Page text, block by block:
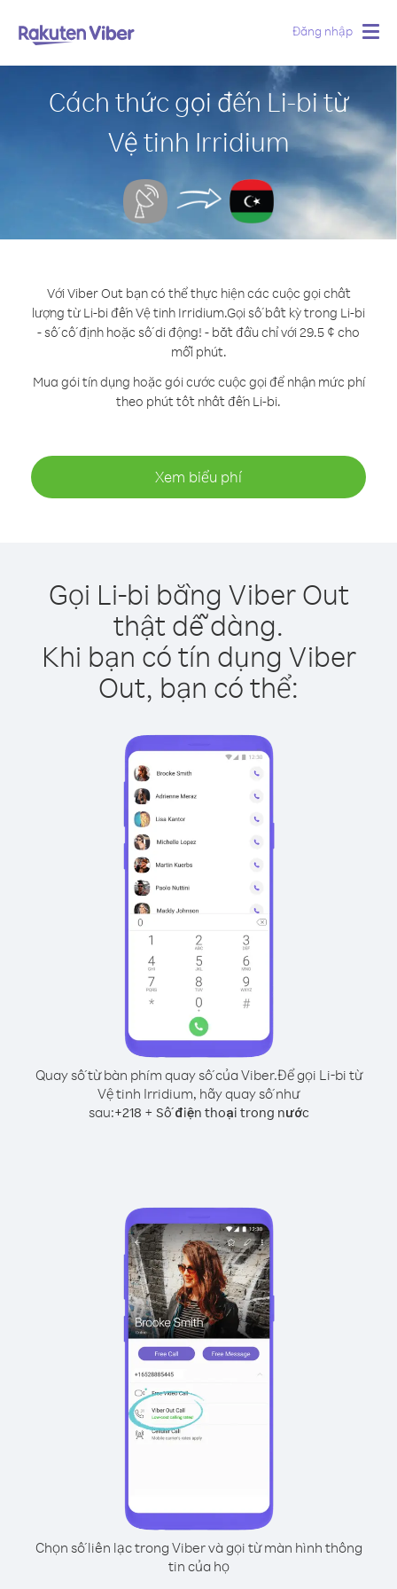
Đăng nhập
Cách thức gọi đến Li-bi từ
Vệ tinh Irridium
Với Viber Out bạn có thể thực hiện các cuộc gọi chất
lượng từ Li-bi đến Vệ tinh Irridium.Gọi số bất kỳ trong Li-bi
- số cố định hoặc số di động! - bắt đầu chỉ với 29.5 ¢ cho
mỗi phút.
Mua gói tín dụng hoặc gói cước cuộc gọi để nhận mức phí
theo phút tốt nhất đến Li-bi.
Xem biểu phí
Gọi Li-bi bằng Viber Out
thật dễ dàng.
Khi bạn có tín dụng Viber
Out, bạn có thể:
Quay số từ bàn phím quay số của Viber.Để gọi Li-bi từ
Vệ tinh Irridium, hãy quay số như
sau:+218 + Số điện thoại trong nước
Chọn số liên lạc trong Viber và gọi từ màn hình thông
tin của họ